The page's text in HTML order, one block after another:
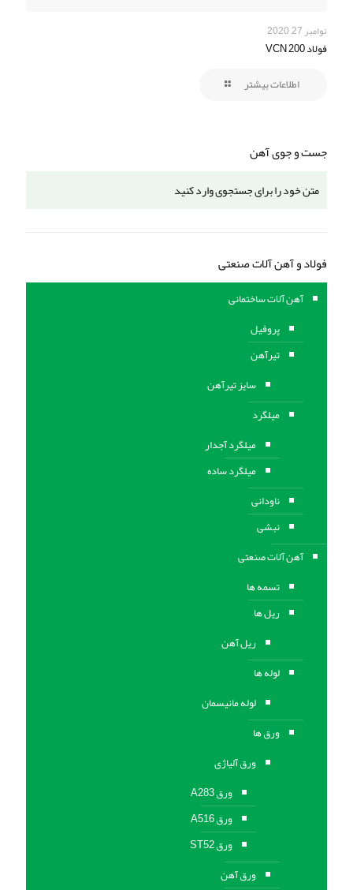
نوامبر 27, 2020
فولاد VCN 200
اطلاعات بیشتر
جست و جوی آهن
فولاد و آهن آلات صنعتی
آهن آلات ساختمانی
پروفیل
تیرآهن
سایز تیرآهن
میلگرد
میلگرد آجدار
میلگرد ساده
ناودانی
نبشی
آهن آلات صنعتی
تسمه ها
ریل ها
ریل آهن
لوله ها
لوله مانیسمان
ورق ها
ورق آلیاژی
ورق A283
ورق A516
ورق ST52
ورق آهن